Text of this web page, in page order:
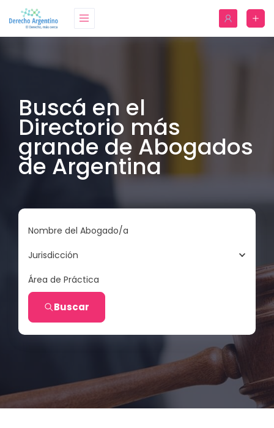
Buscá en el
Directorio más
grande de Abogados
de Argentina
Nombre del Abogado/a
Jurisdicción
Área de Práctica
Buscar